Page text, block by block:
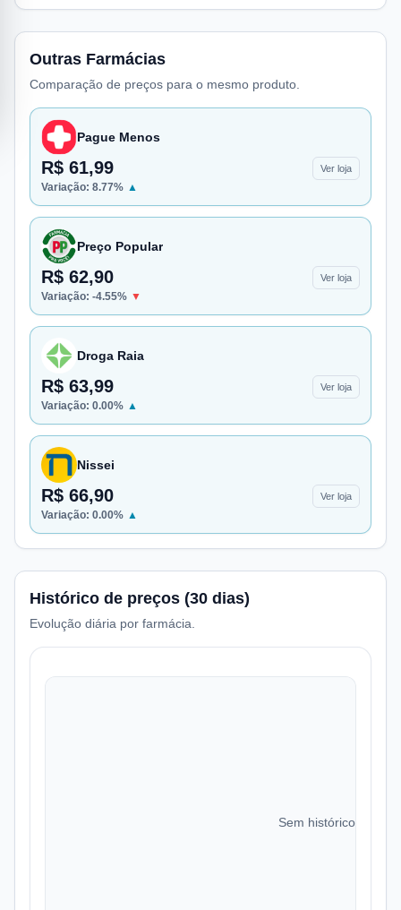
Outras Farmácias
Comparação de preços para o mesmo produto.
Pague Menos
R$ 61,99 Ver loja
Variação: 8.77% ▲
Preço Popular
R$ 62,90 Ver loja
Variação: -4.55% ▼
Droga Raia
R$ 63,99 Ver loja
Variação: 0.00% ▲
Nissei
R$ 66,90 Ver loja
Variação: 0.00% ▲
Histórico de preços (30 dias)
Evolução diária por farmácia.
Sem histórico de